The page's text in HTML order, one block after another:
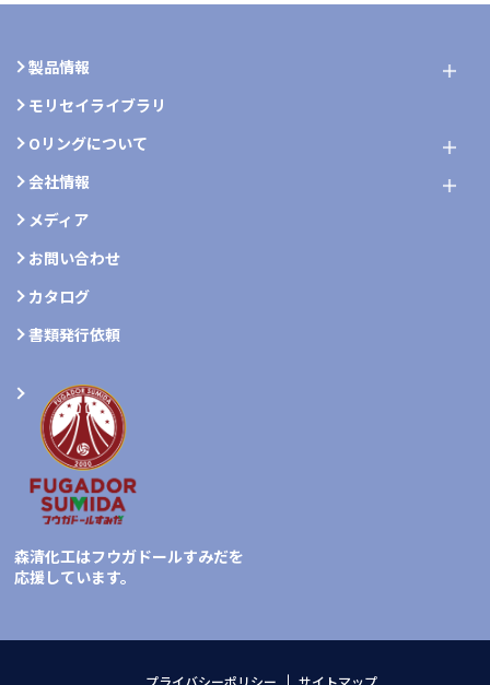
製品情報
モリセイライブラリ
Oリングについて
会社情報
メディア
お問い合わせ
カタログ
書類発行依頼
森清化工はフウガドールすみだを
応援しています。
プライバシーポリシー サイトマップ